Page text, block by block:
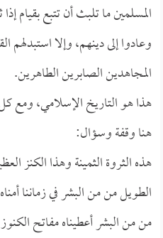
المسلمين ما تلبث أن تتبع بقيام
وعادوا إلى دينهم، وإلا استبدلهم
المجاهدين الصابرين الطاهرين.
هذا هو التاريخ الإسلامي، ومع
هنا وقفة وسؤال:
هذه الثروة الثمينة وهذا الكنز
الطويل من من البشر في زماننا
من من البشر أعطيناه مفاتح